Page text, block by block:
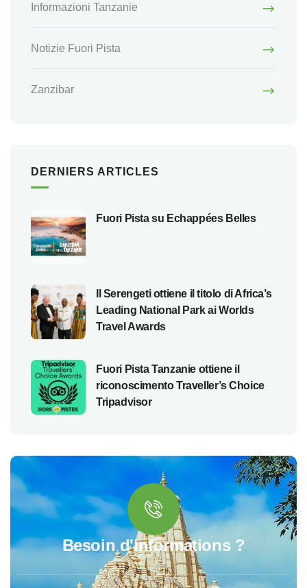
Informazioni Tanzanie
Notizie Fuori Pista
Zanzibar
DERNIERS ARTICLES
Fuori Pista su Echappées Belles
Il Serengeti ottiene il titolo di Africa’s
Leading National Park ai Worlds
Travel Awards
Fuori Pista Tanzanie ottiene il
riconoscimento Traveller’s Choice
Tripadvisor
Besoin d'informations ?